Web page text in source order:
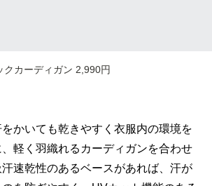
クカーディガン 2,990円
かいても乾きやすく衣服内の環境を
軽く羽織れるカーディガンを合わせ
速乾性のあるベースがあれば、汗が